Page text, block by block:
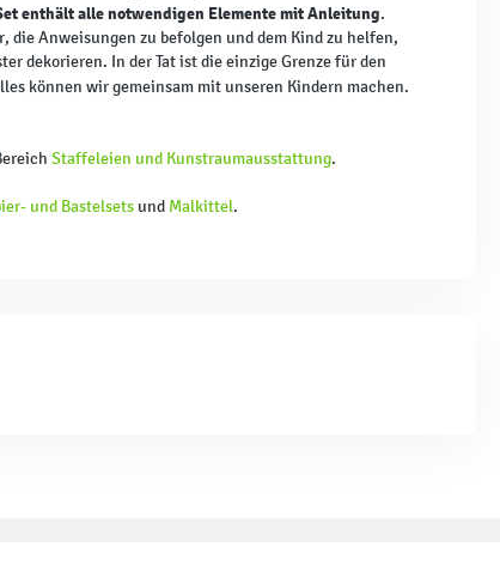
enthält alle notwendigen Elemente mit Anleitung.
die Anweisungen zu befolgen und dem Kind zu helfen,
dekorieren. In der Tat ist die einzige Grenze für den
können wir gemeinsam mit unseren Kindern machen.
Staffeleien und Kunstraumausstattung.
und Bastelsets und Malkittel.